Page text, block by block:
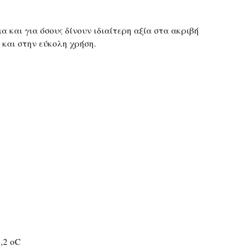
και για όσους δίνουν ιδιαίτερη αξία στα ακριβή
στην εύκολη χρήση.
οC